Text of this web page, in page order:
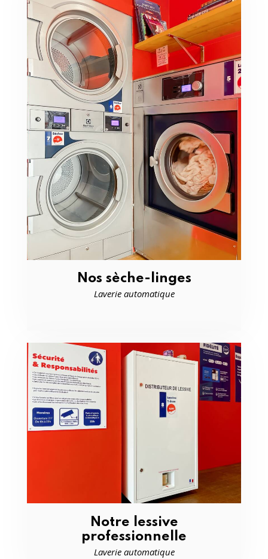
Nos sèche-linges
Laverie automatique
Notre lessive
professionnelle
Laverie automatique